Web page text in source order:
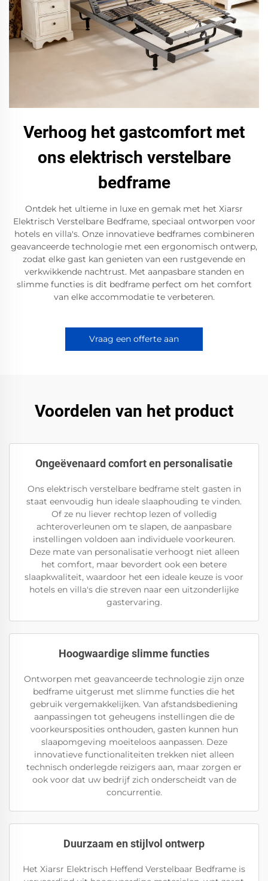
Verhoog het gastcomfort met
ons elektrisch verstelbare
bedframe
Ontdek het ultieme in luxe en gemak met het Xiarsr
Elektrisch Verstelbare Bedframe, speciaal ontworpen voor
hotels en villa's. Onze innovatieve bedframes combineren
geavanceerde technologie met een ergonomisch ontwerp,
zodat elke gast kan genieten van een rustgevende en
verkwikkende nachtrust. Met aanpasbare standen en
slimme functies is dit bedframe perfect om het comfort
van elke accommodatie te verbeteren.
Vraag een offerte aan
Voordelen van het product
Ongeëvenaard comfort en personalisatie
Ons elektrisch verstelbare bedframe stelt gasten in
staat eenvoudig hun ideale slaaphouding te vinden.
Of ze nu liever rechtop lezen of volledig
achteroverleunen om te slapen, de aanpasbare
instellingen voldoen aan individuele voorkeuren.
Deze mate van personalisatie verhoogt niet alleen
het comfort, maar bevordert ook een betere
slaapkwaliteit, waardoor het een ideale keuze is voor
hotels en villa's die streven naar een uitzonderlijke
gastervaring.
Hoogwaardige slimme functies
Ontworpen met geavanceerde technologie zijn onze
bedframe uitgerust met slimme functies die het
gebruik vergemakkelijken. Van afstandsbediening
aanpassingen tot geheugens instellingen die de
voorkeursposities onthouden, gasten kunnen hun
slaapomgeving moeiteloos aanpassen. Deze
innovatieve functionaliteiten trekken niet alleen
technisch onderlegde reizigers aan, maar zorgen er
ook voor dat uw bedrijf zich onderscheidt van de
concurrentie.
Duurzaam en stijlvol ontwerp
Het Xiarsr Elektrisch Heffend Verstelbaar Bedframe is